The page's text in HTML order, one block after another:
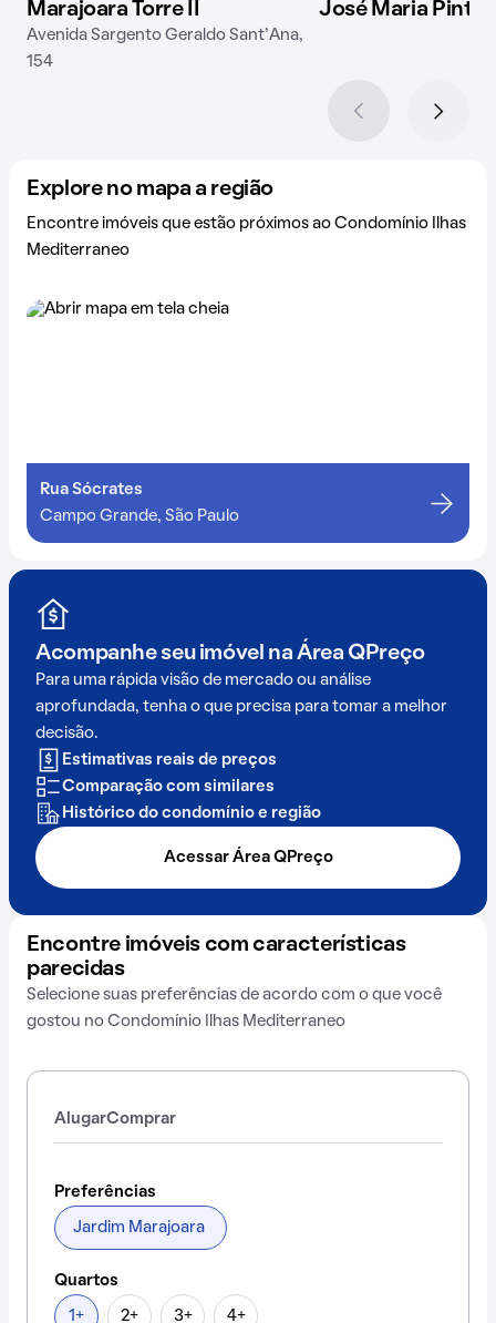
Marajoara Torre II
Avenida Sargento Geraldo Sant'Ana,
154
José Maria Pinto,
Explore no mapa a região
Encontre imóveis que estão próximos ao Condomínio Ilhas
Mediterraneo
Rua Sócrates
Campo Grande, São Paulo
Acompanhe seu imóvel na Área QPreço
Para uma rápida visão de mercado ou análise
aprofundada, tenha o que precisa para tomar a melhor
decisão.
Estimativas reais de preços
Comparação com similares
Histórico do condomínio e região
Acessar Área QPreço
Encontre imóveis com características
parecidas
Selecione suas preferências de acordo com o que você
gostou no Condomínio Ilhas Mediterraneo
AlugarComprar
Preferências
Jardim Marajoara
Quartos
1+ 2+ 3+ 4+